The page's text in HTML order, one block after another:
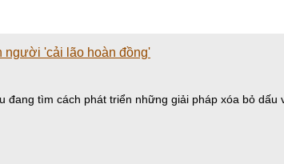
người 'cải lão hoàn đồng'
đang tìm cách phát triển những giải pháp xóa bỏ